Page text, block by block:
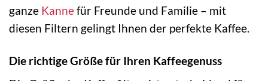
ganze Kannefür Freunde und Familie – mit
diesen Filtern gelingt Ihnen der perfekte Kaffee.
Die richtige Größe für Ihren Kaffeegenuss